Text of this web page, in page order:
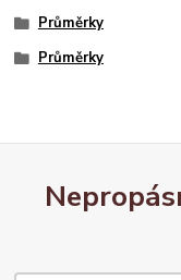
Průměrky
Průměrky